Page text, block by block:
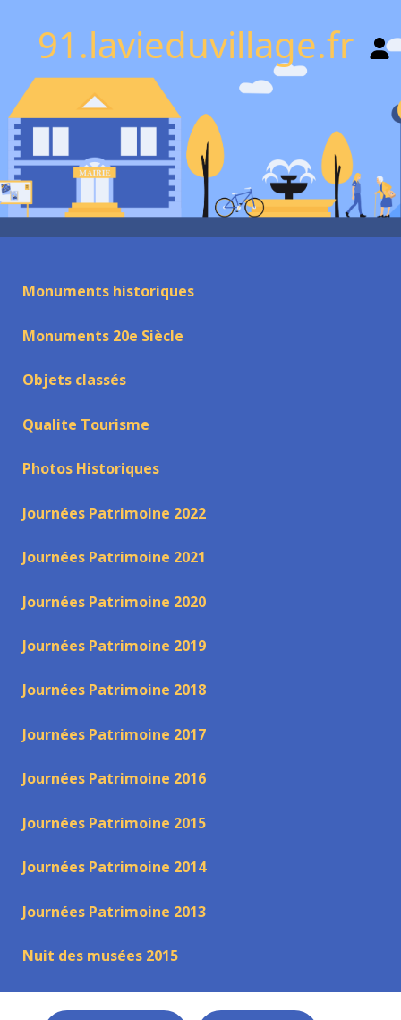
91.lavieduvillage.fr
Monuments historiques
Monuments 20e Siècle
Objets classés
Qualite Tourisme
Photos Historiques
Journées Patrimoine 2022
Journées Patrimoine 2021
Journées Patrimoine 2020
Journées Patrimoine 2019
Journées Patrimoine 2018
Journées Patrimoine 2017
Journées Patrimoine 2016
Journées Patrimoine 2015
Journées Patrimoine 2014
Journées Patrimoine 2013
Nuit des musées 2015